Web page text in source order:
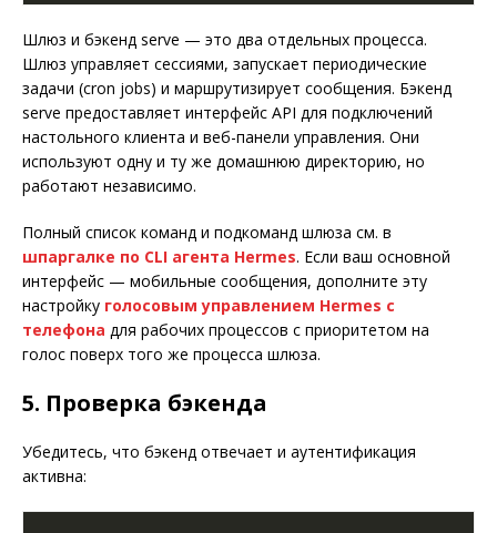
Шлюз и бэкенд serve — это два отдельных процесса.
Шлюз управляет сессиями, запускает периодические
задачи (cron jobs) и маршрутизирует сообщения. Бэкенд
serve предоставляет интерфейс API для подключений
настольного клиента и веб-панели управления. Они
используют одну и ту же домашнюю директорию, но
работают независимо.
Полный список команд и подкоманд шлюза см. в
шпаргалке по CLI агента Hermes. Если ваш основной
интерфейс — мобильные сообщения, дополните эту
настройку голосовым управлением Hermes с
телефона для рабочих процессов с приоритетом на
голос поверх того же процесса шлюза.
5. Проверка бэкенда
Убедитесь, что бэкенд отвечает и аутентификация
активна: